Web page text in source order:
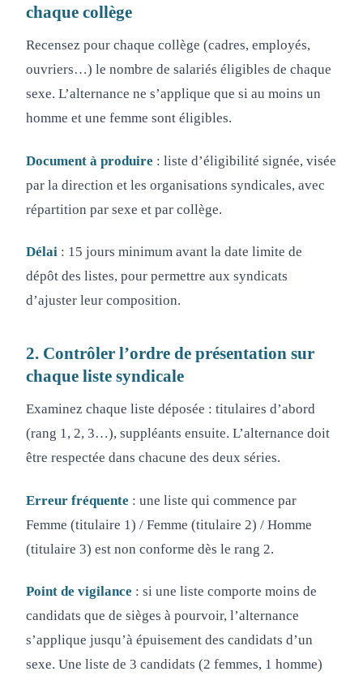
chaque collège
Recensez pour chaque collège (cadres, employés,
ouvriers…) le nombre de salariés éligibles de chaque
sexe. L’alternance ne s’applique que si au moins un
homme et une femme sont éligibles.
Document à produire : liste d’éligibilité signée, visée
par la direction et les organisations syndicales, avec
répartition par sexe et par collège.
Délai : 15 jours minimum avant la date limite de
dépôt des listes, pour permettre aux syndicats
d’ajuster leur composition.
2. Contrôler l’ordre de présentation sur
chaque liste syndicale
Examinez chaque liste déposée : titulaires d’abord
(rang 1, 2, 3…), suppléants ensuite. L’alternance doit
être respectée dans chacune des deux séries.
Erreur fréquente : une liste qui commence par
Femme (titulaire 1) / Femme (titulaire 2) / Homme
(titulaire 3) est non conforme dès le rang 2.
Point de vigilance : si une liste comporte moins de
candidats que de sièges à pourvoir, l’alternance
s’applique jusqu’à épuisement des candidats d’un
sexe. Une liste de 3 candidats (2 femmes, 1 homme)